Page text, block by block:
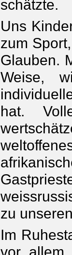
schätzte.
Uns
zum
Glauben.
Weise,
hat.
zu
Im